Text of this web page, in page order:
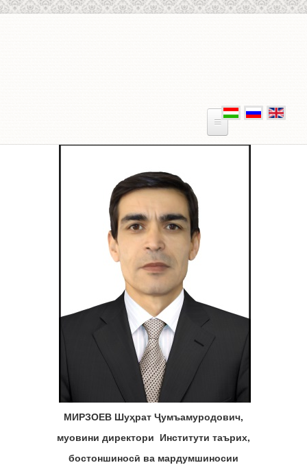
МИРЗОЕВ Шуҳрат Ҷумъамуродович,
муовини директори Институти таърих,
бостоншиносӣ ва мардумшиносии